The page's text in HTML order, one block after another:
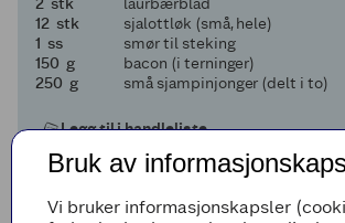
12
12 stk
sjalottløk (små, hele)
11 ss
smør til steking
150
150 g
bacon (i terninger)
250
250 g små sjampinjonger (delt i to)
Legg til i handleliste
Bruk av
Vi bruker informasjonskapsler